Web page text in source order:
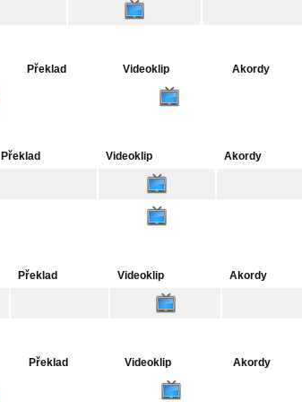
Překlad Videoklip Akordy
Překlad Videoklip Akordy
Překlad Videoklip Akordy
Překlad Videoklip Akordy